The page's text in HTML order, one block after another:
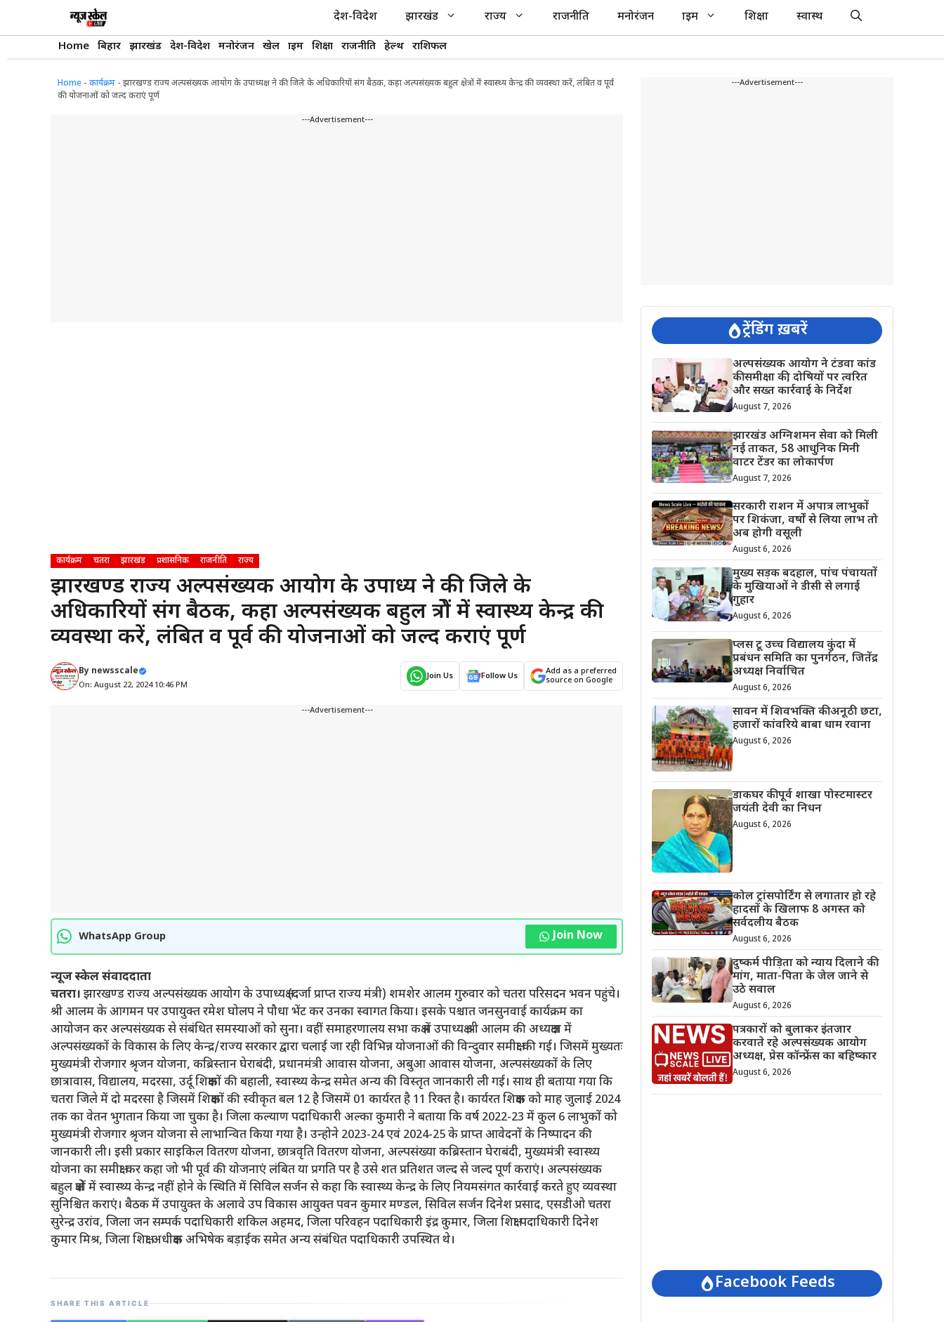
देश-विदेश झारखंड राज्य राजनीति मनोरंजन क्राइम शिक्षा स्वास्थ
Home बिहार झारखंड देश-विदेश मनोरंजन खेल क्राइम शिक्षा राजनीति हेल्थ राशिफल
Home - कार्यक्रम - झारखण्ड राज्य अल्पसंख्यक आयोग के उपाध्यक्ष ने की जिले के अधिकारियों संग बैठक, कहा अल्पसंख्यक बहुल क्षेत्रों में स्वास्थ्य केन्द्र की व्यवस्था करें, लंबित व पूर्व
की योजनाओं को जल्द कराएं पूर्ण
---Advertisement---
कार्यक्रम चतरा झारखंड प्रशासनिक राजनीति राज्य
झारखण्ड राज्य अल्पसंख्यक आयोग के उपाध्यक्ष ने की जिले के
अधिकारियों संग बैठक, कहा अल्पसंख्यक बहुल क्षेत्रों में स्वास्थ्य केन्द्र की
व्यवस्था करें, लंबित व पूर्व की योजनाओं को जल्द कराएं पूर्ण
By newsscale
On: August 22, 2024 10:46 PM
Join Us Follow Us
Add as a preferred
source on Google
---Advertisement---
WhatsApp Group Join Now
न्यूज स्केल संवाददाता
चतरा।झारखण्ड राज्य अल्पसंख्यक आयोग के उपाध्यक्ष (दर्जा प्राप्त राज्य मंत्री) शमशेर आलम गुरुवार को चतरा परिसदन भवन पहुंचे।
श्री आलम के आगमन पर उपायुक्त रमेश घोलप ने पौधा भेंट कर उनका स्वागत किया। इसके पश्चात जनसुनवाई कार्यक्रम का
आयोजन कर अल्पसंख्यक से संबंधित समस्याओं को सुना। वहीं समाहरणालय सभा कक्ष में उपाध्यक्ष श्री आलम की अध्यक्षता में
अल्पसंख्यकों के विकास के लिए केन्द्र/राज्य सरकार द्वारा चलाई जा रही विभिन्न योजनाओं की विन्दुवार समीक्षा की गई। जिसमें मुख्यतः
मुख्यमंत्री रोजगार श्रृजन योजना, कब्रिस्तान घेराबंदी, प्रधानमंत्री आवास योजना, अबुआ आवास योजना, अल्पसंख्यकों के लिए
छात्रावास, विद्यालय, मदरसा, उर्दू शिक्षकों की बहाली, स्वास्थ्य केन्द्र समेत अन्य की विस्तृत जानकारी ली गई। साथ ही बताया गया कि
चतरा जिले में दो मदरसा है जिसमें शिक्षकों की स्वीकृत बल 12 है जिसमें 01 कार्यरत है 11 रिक्त है। कार्यरत शिक्षक को माह जुलाई 2024
तक का वेतन भुगतान किया जा चुका है। जिला कल्याण पदाधिकारी अल्का कुमारी ने बताया कि वर्ष 2022-23 में कुल 6 लाभुकों को
मुख्यमंत्री रोजगार श्रृजन योजना से लाभान्वित किया गया है। उन्होने 2023-24 एवं 2024-25 के प्राप्त आवेदनों के निष्पादन की
जानकारी ली। इसी प्रकार साइकिल वितरण योजना, छात्रवृति वितरण योजना, अल्पसंख्या कब्रिस्तान घेराबंदी, मुख्यमंत्री स्वास्थ्य
योजना का समीक्षा कर कहा जो भी पूर्व की योजनाएं लंबित या प्रगति पर है उसे शत प्रतिशत जल्द से जल्द पूर्ण कराएं। अल्पसंख्यक
बहुल क्षेत्रों में स्वास्थ्य केन्द्र नहीं होने के स्थिति में सिविल सर्जन से कहा कि स्वास्थ्य केन्द्र के लिए नियमसंगत कार्रवाई करते हुए व्यवस्था
सुनिश्चित कराएं। बैठक में उपायुक्त के अलावे उप विकास आयुक्त पवन कुमार मण्डल, सिविल सर्जन दिनेश प्रसाद, एसडीओ चतरा
सुरेन्द्र उरांव, जिला जन सम्पर्क पदाधिकारी शकिल अहमद, जिला परिवहन पदाधिकारी इंद्र कुमार, जिला शिक्षा पदाधिकारी दिनेश
कुमार मिश्र, जिला शिक्षा अधीक्षक अभिषेक बड़ाईक समेत अन्य संबंधित पदाधिकारी उपस्थित थे।
SHARE THIS ARTICLE
---Advertisement---
ट्रेंडिंग ख़बरें
अल्पसंख्यक आयोग ने टंडवा कांड
की समीक्षा की, दोषियों पर त्वरित
और सख्त कार्रवाई के निर्देश
August 7, 2026
झारखंड अग्निशमन सेवा को मिली
नई ताकत, 58 आधुनिक मिनी
वाटर टेंडर का लोकार्पण
August 7, 2026
सरकारी राशन में अपात्र लाभुकों
पर शिकंजा, वर्षों से लिया लाभ तो
अब होगी वसूली
August 6, 2026
मुख्य सड़क बदहाल, पांच पंचायतों
के मुखियाओं ने डीसी से लगाई
गुहार
August 6, 2026
प्लस टू उच्च विद्यालय कुंदा में
प्रबंधन समिति का पुनर्गठन, जितेंद्र
अध्यक्ष निर्वाचित
August 6, 2026
सावन में शिवभक्ति की अनूठी छटा,
हजारों कांवरिये बाबा धाम रवाना
August 6, 2026
डाकघर की पूर्व शाखा पोस्टमास्टर
जयंती देवी का निधन
August 6, 2026
कोल ट्रांसपोर्टिंग से लगातार हो रहे
हादसों के खिलाफ 8 अगस्त को
सर्वदलीय बैठक
August 6, 2026
दुष्कर्म पीड़िता को न्याय दिलाने की
मांग, माता-पिता के जेल जाने से
उठे सवाल
August 6, 2026
पत्रकारों को बुलाकर इंतजार
करवाते रहे अल्पसंख्यक आयोग
अध्यक्ष, प्रेस कॉन्फ्रेंस का बहिष्कार
August 6, 2026
Facebook Feeds